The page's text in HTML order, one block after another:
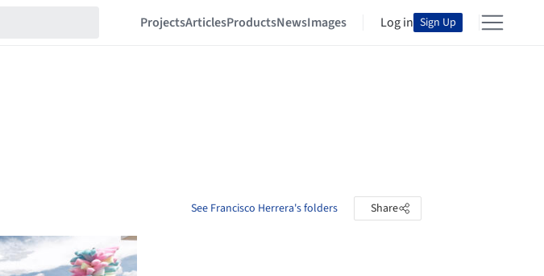
ProjectsArticlesProductsNewsImages Log in Sign Up
See Francisco Herrera's folders Share